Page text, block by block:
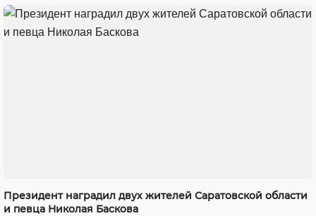
Президент наградил двух жителей Саратовской области
и певца Николая Баскова